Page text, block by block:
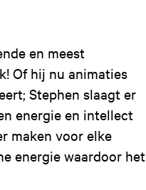
en meest
Of hij nu animaties
Stephen slaagt er
energie en intellect
maken voor elke
energie waardoor het